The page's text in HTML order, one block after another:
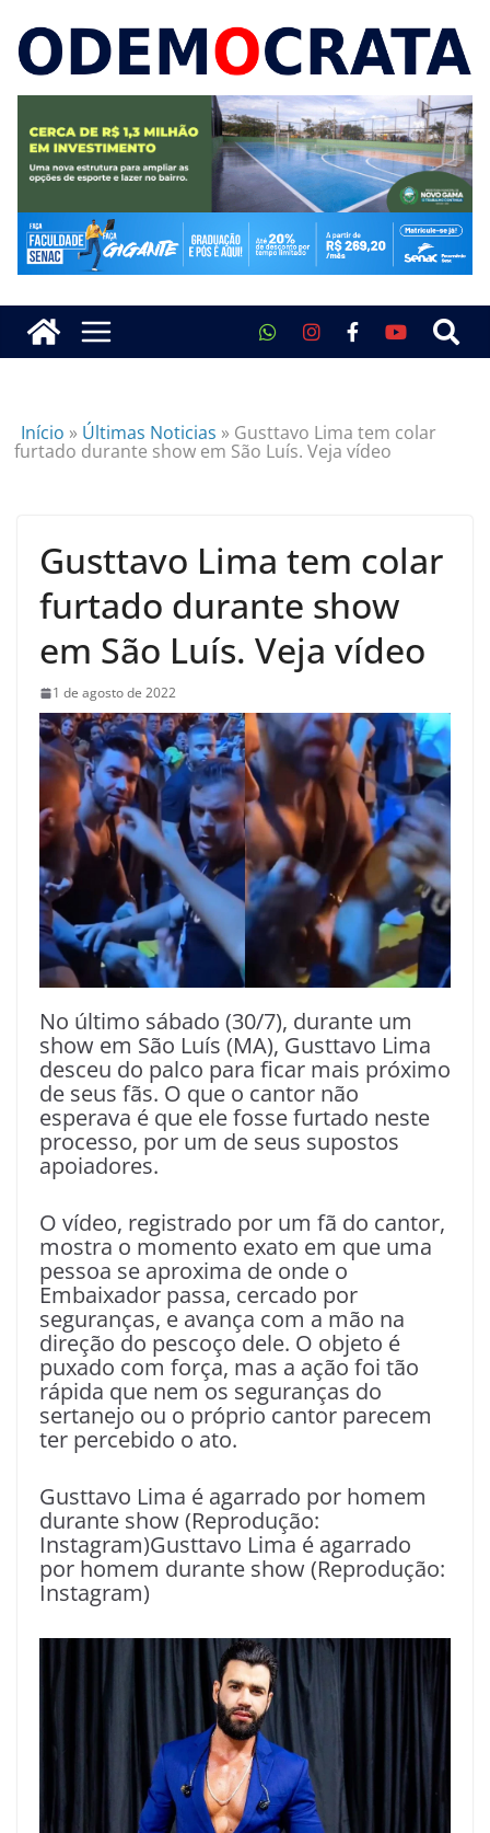
Início » Últimas Noticias » Gusttavo Lima tem colar
furtado durante show em São Luís. Veja vídeo
Gusttavo Lima tem colar
furtado durante show
em São Luís. Veja vídeo
1 de agosto de 2022
No último sábado (30/7), durante um
show em São Luís (MA), Gusttavo Lima
desceu do palco para ficar mais próximo
de seus fãs. O que o cantor não
esperava é que ele fosse furtado neste
processo, por um de seus supostos
apoiadores.
O vídeo, registrado por um fã do cantor,
mostra o momento exato em que uma
pessoa se aproxima de onde o
Embaixador passa, cercado por
seguranças, e avança com a mão na
direção do pescoço dele. O objeto é
puxado com força, mas a ação foi tão
rápida que nem os seguranças do
sertanejo ou o próprio cantor parecem
ter percebido o ato.
Gusttavo Lima é agarrado por homem
durante show (Reprodução:
Instagram)Gusttavo Lima é agarrado
por homem durante show (Reprodução:
Instagram)